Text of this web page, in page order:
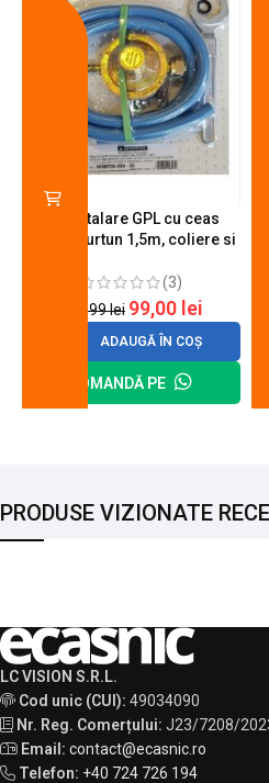
Kit instalare GPL cu ceas
butelie, furtun 1,5m, coliere si
(3)
120,99lei 99,00 lei
ADAUGĂ ÎN COȘ
COMANDĂ PE
PRODUSE VIZIONATE
LC VISION S.R.L.
Cod unic (CUI): 49034090
Nr. Reg. Comerțului: J23/7208/
Email: contact@ecasnic.ro
Telefon: +40 724 726 194